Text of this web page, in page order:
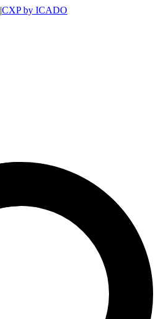
|CXP by ICADO